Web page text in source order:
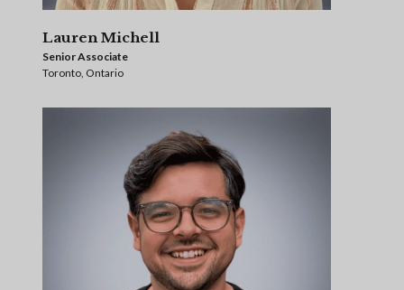
Lauren Michell
Senior Associate
Toronto, Ontario